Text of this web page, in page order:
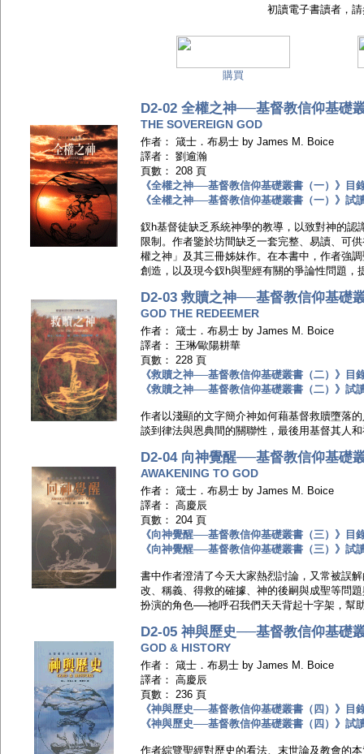
初讀電子書讀者，
購買
D2-02 全權之神──基督教信仰基礎
THE SOVEREIGN GOD
作者： 箴士．布易士 by James M. Boice
譯者： 劉逾瀚
頁數： 208 頁
《全權之神──基督教信仰基礎叢書（一）》目
《全權之神──基督教信仰基礎叢書（一）》試
釵h基督徒缺乏系統神學的教導，以致對神的
限制。作者鑒於坊間缺乏一套完整、易讀、可
權之神」及其三冊姊妹作。在本書中，作者強
創造，以及現今釵h與聖經有關的爭論性問題，
D2-03 救贖之神──基督教信仰基礎
GOD THE REDEEMER
作者： 箴士．布易士 by James M. Boice
譯者： 王琳∕歐陽耕華
頁數： 228 頁
《救贖之神──基督教信仰基礎叢書（二）》目
《救贖之神──基督教信仰基礎叢書（二）》試
作者以淺顯的文字簡介神如何藉基督救贖墮落
談到律法與恩典間的關聯性，最後用基督其人
D2-04 向神覺醒──基督教信仰基礎
AWAKENING TO GOD
作者： 箴士．布易士 by James M. Boice
譯者： 高慶辰
頁數： 204 頁
《向神覺醒──基督教信仰基礎叢書（三）》目
《向神覺醒──基督教信仰基礎叢書（三）》試
書中作者澄清了今天大家熱烈討論，又常被誤
改、稱義、得救的確據、神的後嗣與成聖等問
扮演的角色──祂呼召我們天天背起十字架，幫
D2-05 神與歷史──基督教信仰基礎
GOD & HISTORY
作者： 箴士．布易士 by James M. Boice
譯者： 高慶辰
頁數： 236 頁
《神與歷史──基督教信仰基礎叢書（四）》目
《神與歷史──基督教信仰基礎叢書（四）》試
作者綜覽聖經對歷史的看法、末世論及教會的